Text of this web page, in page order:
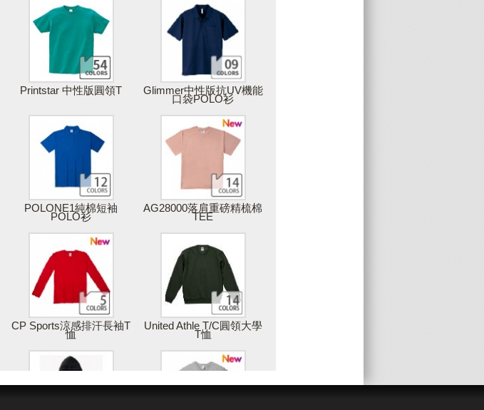
儲存 & 購買
新增水平文字
可以新增水平、垂直或弧形文字到您的設
計作品中，並且可隨時調整文字的字型、
樣式、顏色、輪廓等外觀
可上傳您獨一無二的圖片，圖片品質會影
響最後商品的呈現，因此，Partee建議您
增加藝廊圖片
您可以使用雙擊或拖拉的方式，將藝廊中
的素材加入設計作品中
姓名與數字(團服)
製作團體服的最佳工具，只要建立一個範
本後，輸入團員的姓名或數字，就可以大
量製作出屬於每個人的專屬衣服，例如：
Printstar 中性版圓領T Glimmer中性版抗UV機能
口袋POLO衫
POLONE1純棉短袖
POLO衫
AG28000落肩重磅精梳棉
TEE
CP Sports涼感排汗長袖T
恤
United Athle T/C圓領大學
T恤